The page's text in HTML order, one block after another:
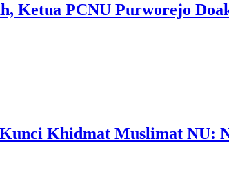
PCNU Purworejo
Khidmat Muslimat NU: